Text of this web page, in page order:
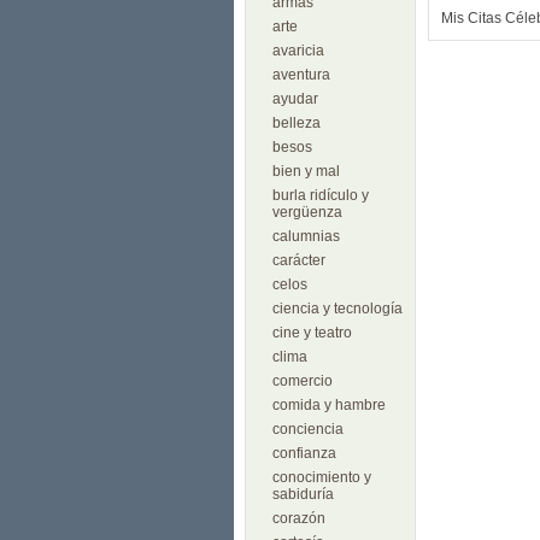
arte
avaricia
aventura
ayudar
belleza
besos
bien y mal
burla ridículo y
vergüenza
calumnias
carácter
celos
ciencia y tecnología
cine y teatro
clima
comercio
comida y hambre
conciencia
confianza
conocimiento y
sabiduría
corazón
Mis Citas